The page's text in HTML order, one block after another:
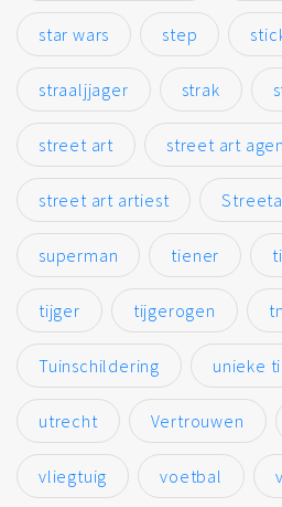
star wars step
straaljjager strak
street art street art
street art artiest
superman tiener
tijger tijgerogen
Tuinschildering unieke
utrecht Vertrouwen
vliegtuig voetbal